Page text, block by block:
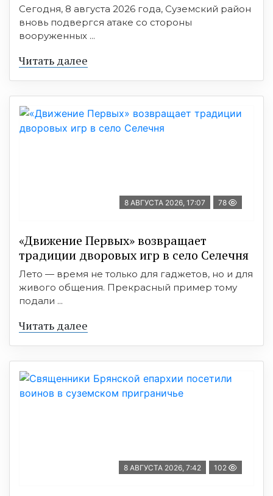
Сегодня, 8 августа 2026 года, Суземский район
вновь подвергся атаке со стороны
вооруженных ...
Читать далее
8 АВГУСТА 2026, 17:07 78
«Движение Первых» возвращает
традиции дворовых игр в село Селечня
Лето — время не только для гаджетов, но и для
живого общения. Прекрасный пример тому
подали ...
Читать далее
8 АВГУСТА 2026, 7:42 102